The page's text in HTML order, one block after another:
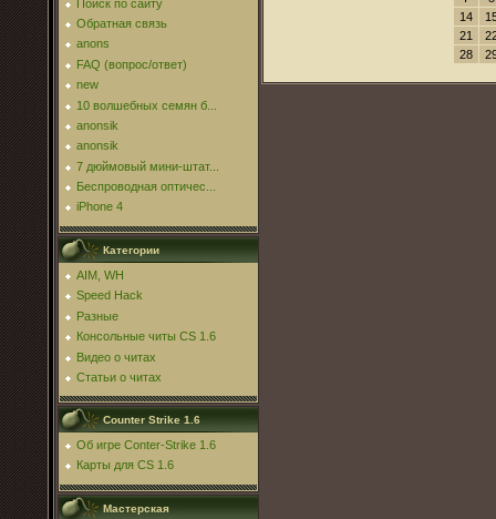
Поиск по сайту
Обратная связь
anons
FAQ (вопрос/ответ)
new
10 волшебных семян б...
anonsik
anonsik
7 дюймовый мини-штат...
Беспроводная оптичес...
iPhone 4
Категории
AIM, WH
Speed Hack
Разные
Консольные читы CS 1.6
Видео о читах
Статьи о читах
Counter Strike 1.6
Об игре Conter-Strike 1.6
Карты для CS 1.6
Мастерская
14
21
28